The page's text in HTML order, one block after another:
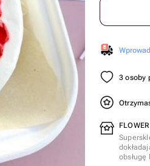
3 osoby
obsługę